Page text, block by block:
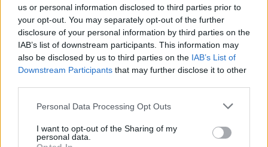
us or personal information disclosed to third parties prior to
your opt-out. You may separately opt-out of the further
disclosure of your personal information by third parties on the
IAB’s list of downstream participants. This information may
also be disclosed by us to third parties on the IAB’s List of
Downstream Participants that may further disclose it to other
Personal Data Processing Opt Outs
I want to opt-out of the Sharing of my
personal data.
Kartu gyvename 15 metų , o kiekvieną dieną
bendraujant su Vaida... lyg pirmas
pasimatymas, begalinis susižavėjimas ir vis
naujo atradimas“, – šalia jaukių kadrų iš
Naujienų portaluilrytas.ltdainininkas